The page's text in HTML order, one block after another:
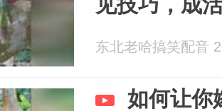
东北老哈搞笑配音
如何让你